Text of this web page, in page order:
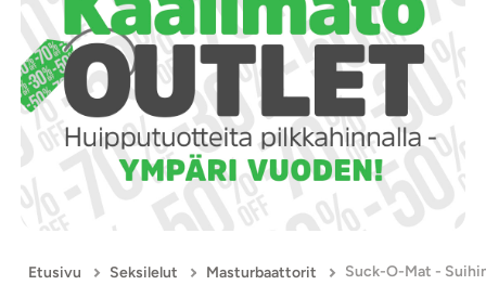
Etusivu Seksilelut Masturbaattorit Suck-O-Mat -